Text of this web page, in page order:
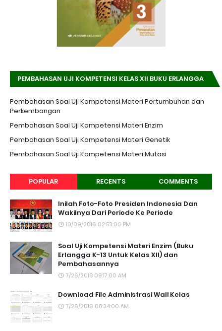
PEMBAHASAN UJI KOMPETENSI KELAS XII BUKU ERLANGGA
Pembahasan Soal Uji Kompetensi Materi Pertumbuhan dan
Perkembangan
Pembahasan Soal Uji Kompetensi Materi Enzim
Pembahasan Soal Uji Kompetensi Materi Genetik
Pembahasan Soal Uji Kompetensi Materi Mutasi
POPULAR RECENTS COMMENTS
Inilah Foto-Foto Presiden Indonesia Dan
Wakilnya Dari Periode Ke Periode
10/09/2016 02:53:00 PM
Soal Uji Kompetensi Materi Enzim (Buku
Erlangga K-13 Untuk Kelas XII) dan
Pembahasannya
7/26/2018 09:17:00 AM
Download File Administrasi Wali Kelas
7/26/2019 08:34:00 AM